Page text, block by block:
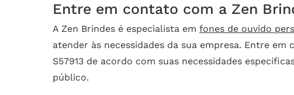
Entre em contato com a Zen
A Zen Brindes é especialista em fones de ouvido
atender às necessidades da sua empresa. Entre
S57913 de acordo com suas necessidades
público.